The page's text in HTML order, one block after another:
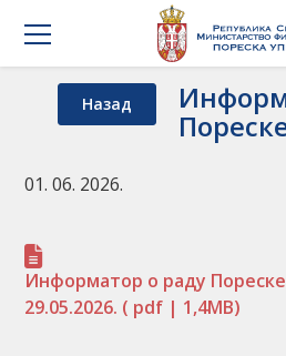
Назад
01. 06. 2026.
Информатор о раду
29.05.2026. ( pdf | 1,4MB)